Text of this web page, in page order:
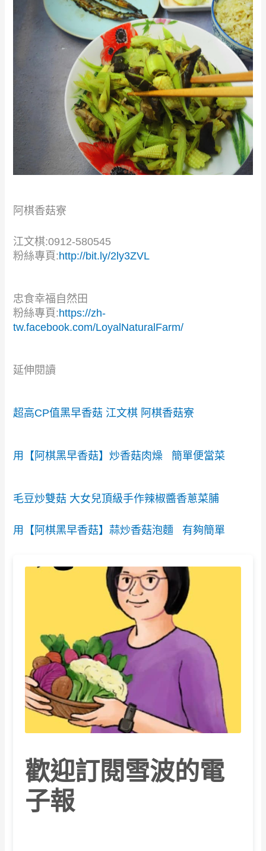
阿棋香菇寮
江文棋:0912-580545
粉絲專頁:http://bit.ly/2ly3ZVL
忠食幸福自然田
粉絲專頁:https://zh-
tw.facebook.com/LoyalNaturalFarm/
延伸閱讀
超高CP值黑早香菇 江文棋 阿棋香菇寮
用【阿棋黑早香菇】炒香菇肉燥 簡單便當菜
毛豆炒雙菇 大女兒頂級手作辣椒醬香蔥菜脯
用【阿棋黑早香菇】蒜炒香菇泡麵 有夠簡單
歡迎訂閱雪波的電
子報